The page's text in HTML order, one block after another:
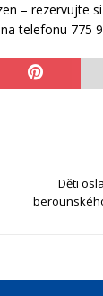
– rezervujte
telefonu 775
Děti